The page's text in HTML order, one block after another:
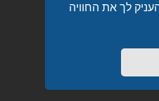
לך את החוויה